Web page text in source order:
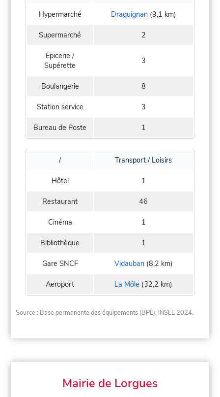
Hypermarché Draguignan(9,1 km)
Supermarché 2
Epicerie /
Supérette
3
Boulangerie 8
Station service 3
Bureau de Poste 1
/ Transport / Loisirs
Hôtel 1
Restaurant 46
Cinéma 1
Bibliothèque 1
Gare SNCF Vidauban(8,2 km)
Aeroport La Môle (32,2 km)
Source : Base permanente des équipements (BPE), INSEE 2024.
Mairie de Lorgues